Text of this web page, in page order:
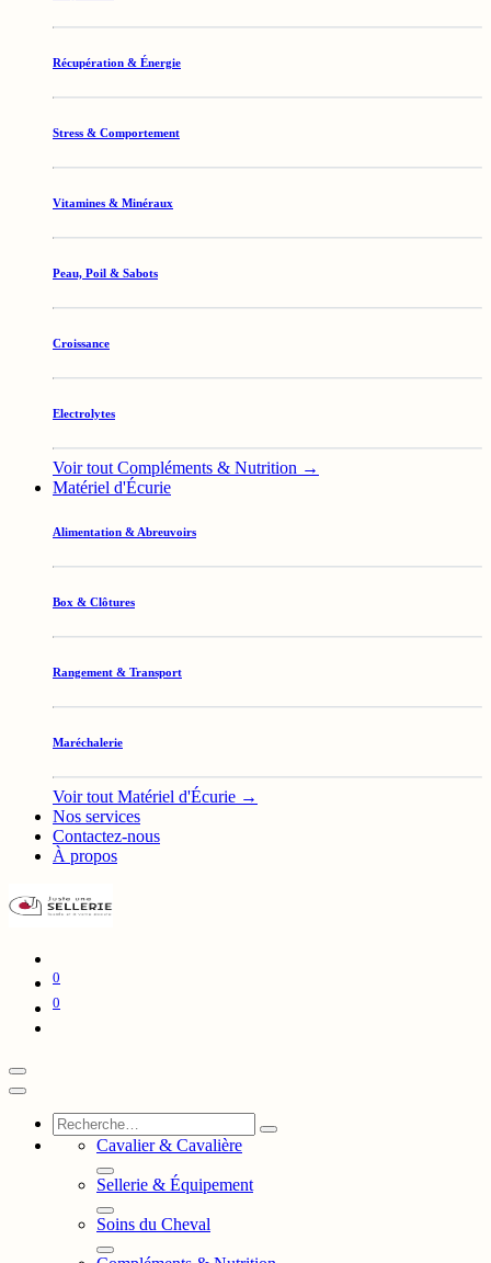
Récupération & Énergie
Stress & Comportement
Vitamines & Minéraux
Peau, Poil & Sabots
Croissance
Electrolytes
Voir tout Compléments & Nutrition →
Matériel d'Écurie
Alimentation & Abreuvoirs
Box & Clôtures
Rangement & Transport
Maréchalerie
Voir tout Matériel d'Écurie →
Nos services
Contactez-nous
À propos
0
0
Cavalier & Cavalière
Sellerie & Équipement
Soins du Cheval